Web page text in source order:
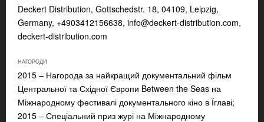
Deckert Distribution, Gottschedstr. 18, 04109, Leipzig,
Germany, +4903412156638, info@deckert-distribution.com,
deckert-distribution.com
НАГОРОДИ
2015 – Нагорода за найкращий документальний фільм
Центральної та Східної Європи Between the Seas на
Міжнародному фестивалі документального кіно в Їглаві;
2015 – Спеціальний приз журі на Міжнародному